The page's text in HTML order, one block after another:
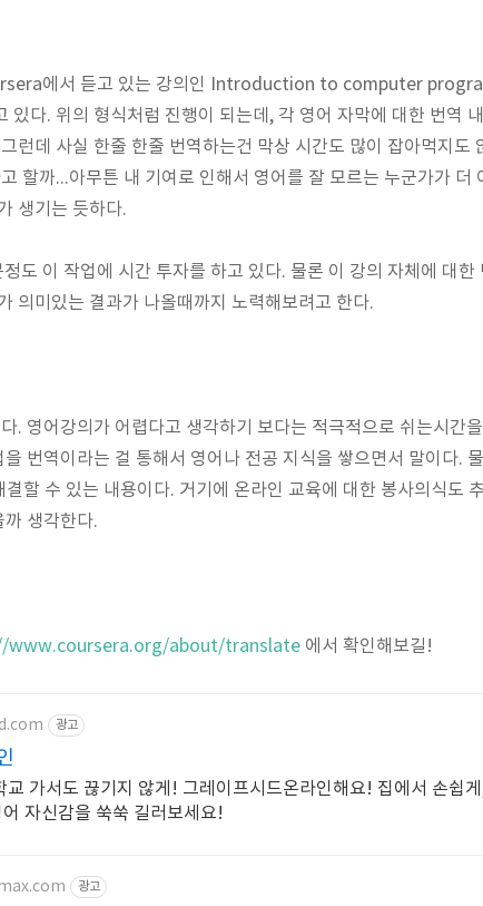
에서 듣고 있는 강의인 Introduction to computer
있다. 위의 형식처럼 진행이 되는데, 각 영어 자막에 대한 번역
런데 사실 한줄 한줄 번역하는건 막상 시간도 많이 잡아먹지
할까...아무튼 내 기여로 인해서 영어를 잘 모르는 누군가가 더
생기는 듯하다.
도 이 작업에 시간 투자를 하고 있다. 물론 이 강의 자체에 대
의미있는 결과가 나올때까지 노력해보려고 한다.
. 영어강의가 어렵다고 생각하기 보다는 적극적으로 쉬는시간
번역이라는 걸 통해서 영어나 전공 지식을 쌓으면서 말이다.
할 수 있는 내용이다. 거기에 온라인 교육에 대한 봉사의식도
까 생각한다.
www.coursera.org/about/translate 에서 확인해보길!
광고
교 가서도 끊기지 않게! 그레이프시드온라인해요! 집에서 손쉽
자신감을 쑥쑥 길러보세요!
광고